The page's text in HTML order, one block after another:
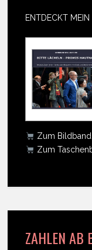
ENTDECKT MEIN
Zum
Zum
ZAHLEN AB